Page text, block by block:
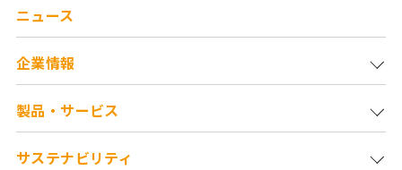
ニュース
企業情報
製品・サービス
サステナビリティ